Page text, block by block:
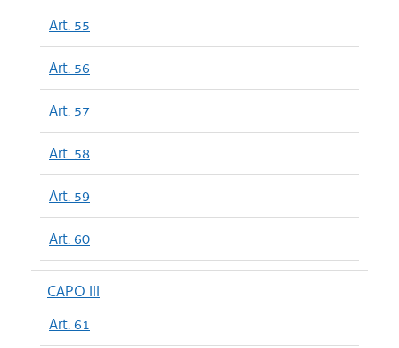
Art. 55
Art. 56
Art. 57
Art. 58
Art. 59
Art. 60
CAPO III
Art. 61